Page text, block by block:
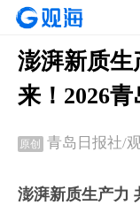
澎湃新质
来！2026
原创 青岛日报社/
澎湃新质生产力